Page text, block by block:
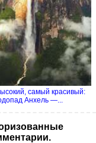
самый красивый:
Анхель —...